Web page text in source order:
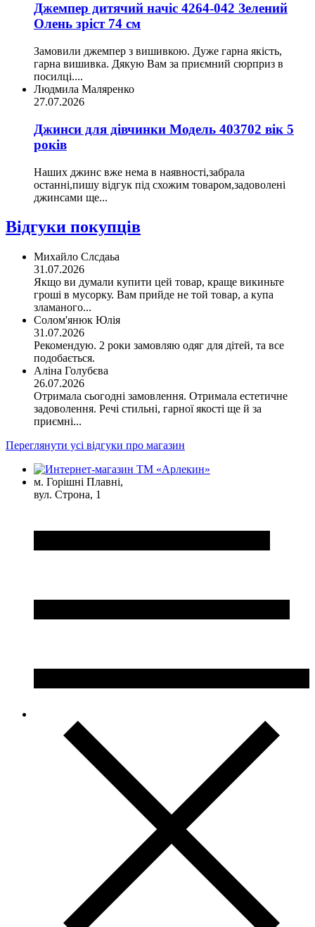
Джемпер дитячий начіс 4264-042 Зелений
Олень зріст 74 см
Замовили джемпер з вишивкою. Дуже гарна якість,
гарна вишивка. Дякую Вам за приємний сюрприз в
посилці....
Людмила Маляренко
27.07.2026
Джинси для дівчинки Модель 403702 вік 5
років
Наших джинс вже нема в наявності,забрала
останні,пишу відгук під схожим товаром,задоволені
джинсами ще...
Відгуки покупців
Михайло Слсдаьа
31.07.2026
Якщо ви думали купити цей товар, краще викиньте
гроші в мусорку. Вам прийде не той товар, а купа
зламаного...
Солом'янюк Юлія
31.07.2026
Рекомендую. 2 роки замовляю одяг для дітей, та все
подобається.
Аліна Голубєва
26.07.2026
Отримала сьогодні замовлення. Отримала естетичне
задоволення. Речі стильні, гарної якості ще й за
приємні...
Переглянути усі відгуки про магазин
м. Горішні Плавні,
вул. Строна, 1